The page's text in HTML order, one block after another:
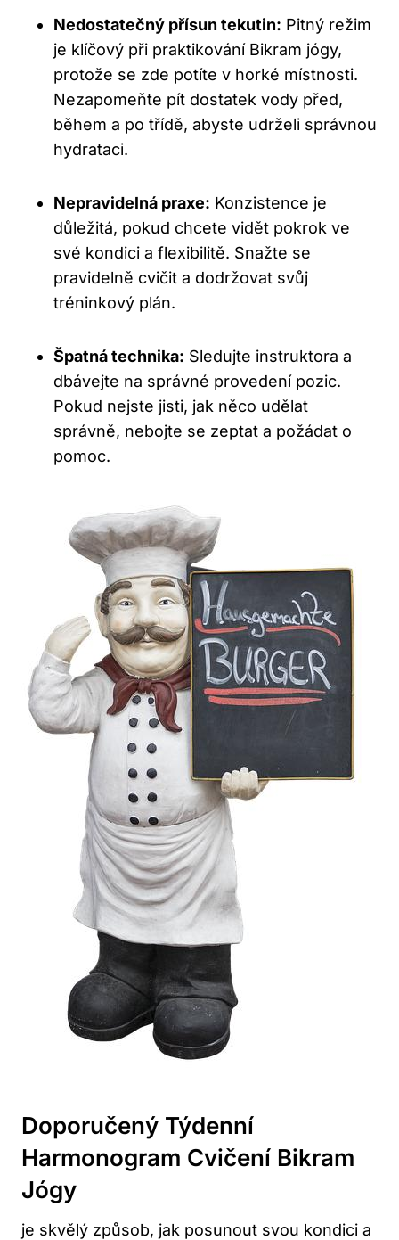
Nedostatečný přísun tekutin: Pitný režim
je klíčový při praktikování Bikram jógy,
protože se zde potíte v horké místnosti.
Nezapomeňte pít dostatek vody před,
během a po třídě, abyste udrželi správnou
hydrataci.
Nepravidelná praxe: Konzistence je
důležitá, pokud chcete vidět pokrok ve
své kondici a flexibilitě. Snažte se
pravidelně cvičit a dodržovat svůj
tréninkový plán.
Špatná technika: Sledujte instruktora a
dbávejte na správné provedení pozic.
Pokud nejste jisti, jak něco udělat
správně, nebojte se zeptat a požádat o
pomoc.
Doporučený Týdenní
Harmonogram Cvičení Bikram
Jógy
je skvělý způsob, jak posunout svou kondici a